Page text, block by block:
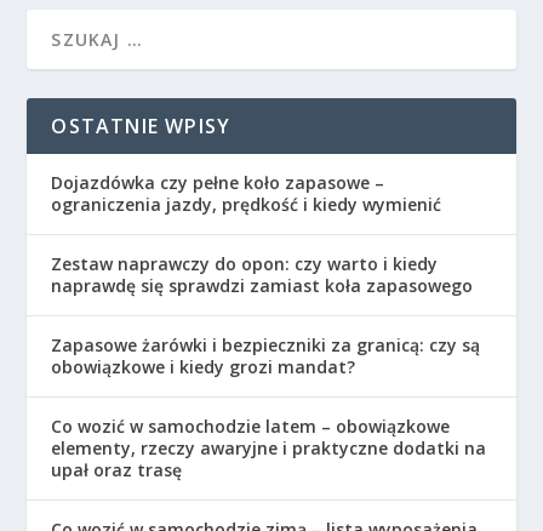
OSTATNIE WPISY
Dojazdówka czy pełne koło zapasowe –
ograniczenia jazdy, prędkość i kiedy wymienić
Zestaw naprawczy do opon: czy warto i kiedy
naprawdę się sprawdzi zamiast koła zapasowego
Zapasowe żarówki i bezpieczniki za granicą: czy są
obowiązkowe i kiedy grozi mandat?
Co wozić w samochodzie latem – obowiązkowe
elementy, rzeczy awaryjne i praktyczne dodatki na
upał oraz trasę